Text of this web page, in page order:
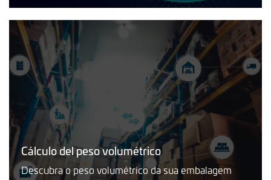
Cálculo del peso volumétrico
Descubra o peso volumétrico da sua embalagem